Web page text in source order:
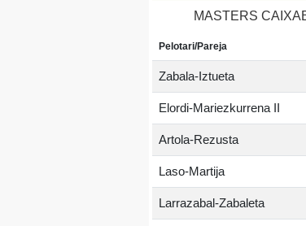
MASTERS
Pelotari/Pareja
Zabala-Iztueta
Elordi-Mariezkurrena II
Artola-Rezusta
Laso-Martija
Larrazabal-Zabaleta